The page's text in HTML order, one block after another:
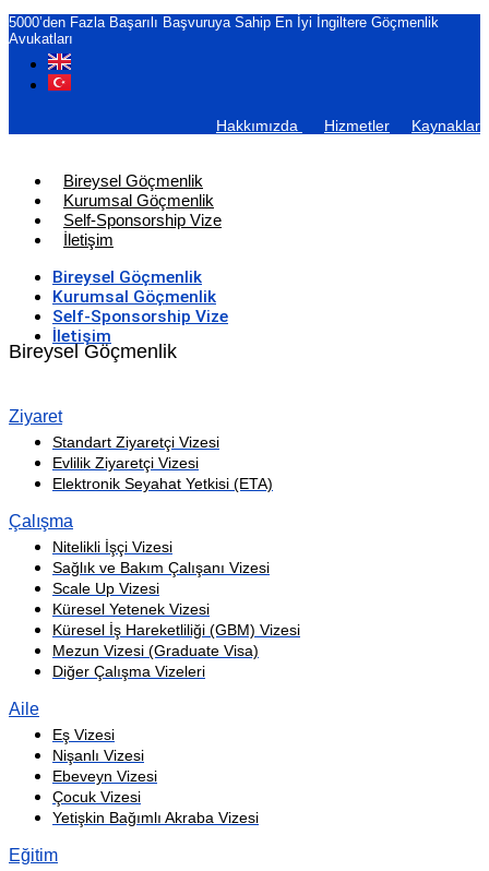
5000’den Fazla Başarılı Başvuruya Sahip En İyi İngiltere Göçmenlik
Avukatları
Hakkımızda Hizmetler Kaynaklar
Bireysel Göçmenlik
Kurumsal Göçmenlik
Self-Sponsorship Vize
İletişim
Bireysel Göçmenlik
Kurumsal Göçmenlik
Self-Sponsorship Vize
İletişim
Bireysel Göçmenlik
Ziyaret
Standart Ziyaretçi Vizesi
Evlilik Ziyaretçi Vizesi
Elektronik Seyahat Yetkisi (ETA)
Çalışma
Nitelikli İşçi Vizesi
Sağlık ve Bakım Çalışanı Vizesi
Scale Up Vizesi
Küresel Yetenek Vizesi
Küresel İş Hareketliliği (GBM) Vizesi
Mezun Vizesi (Graduate Visa)
Diğer Çalışma Vizeleri
Aile
Eş Vizesi
Nişanlı Vizesi
Ebeveyn Vizesi
Çocuk Vizesi
Yetişkin Bağımlı Akraba Vizesi
Eğitim